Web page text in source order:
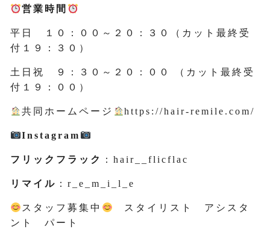
営業時間
平日 １０：００～２０：３０（カット最終受
付１９：３０）
土日祝 ９：３０～２０：００ （カット最終受
付１９：００）
共同ホームページ https://hair-remile.com/
Instagram
フリックフラック ：hair__flicflac
リマイル ：r_e_m_i_l_e
スタッフ募集中
スタイリスト アシスタ
ント パート